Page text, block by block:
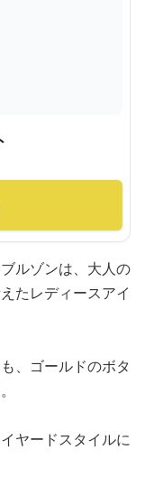
ルゾンは、大人の
たレディースアイ
、ゴールドのボタ
ヤードスタイルに